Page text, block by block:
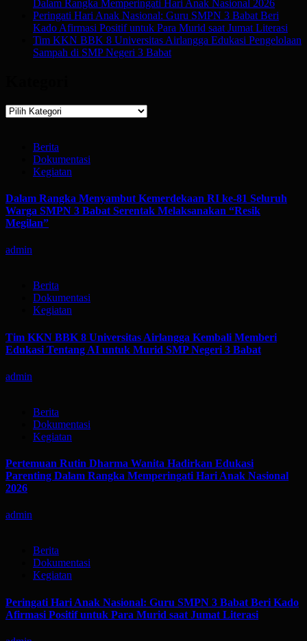
Dalam Rangka Memperingati Hari Anak Nasional 2026
Peringati Hari Anak Nasional: Guru SMPN 3 Babat Beri
Kado Afirmasi Positif untuk Para Murid saat Jumat Literasi
Tim KKN BBK 8 Universitas Airlangga Edukasi Pengelolaan
Sampah di SMP Negeri 3 Babat
Kategori
Berita
Dokumentasi
Kegiatan
Dalam Rangka Menyambut Kemerdekaan RI ke-81 Seluruh
Warga SMPN 3 Babat Serentak Melaksanakan “Resik
Megilan”
admin
Berita
Dokumentasi
Kegiatan
Tim KKN BBK 8 Universitas Airlangga Kembali Memberi
Edukasi Tentang AI untuk Murid SMP Negeri 3 Babat
admin
Berita
Dokumentasi
Kegiatan
Pertemuan Rutin Dharma Wanita Hadirkan Edukasi
Parenting Dalam Rangka Memperingati Hari Anak Nasional
2026
admin
Berita
Dokumentasi
Kegiatan
Peringati Hari Anak Nasional: Guru SMPN 3 Babat Beri Kado
Afirmasi Positif untuk Para Murid saat Jumat Literasi